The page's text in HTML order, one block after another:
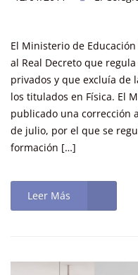
El Ministerio de
al Real Decreto que
privados y que excluía de
los titulados en Física. El
publicado una corrección
de julio, por el que se
formación […]
Leer Más